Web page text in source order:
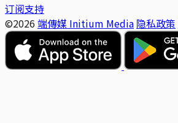
订阅支持
©2026 端傳媒 Initium Media 隐私政策